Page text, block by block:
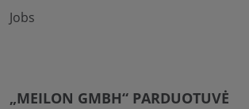
Jobs
„MEILON GMBH“ PARDUOTUVĖ